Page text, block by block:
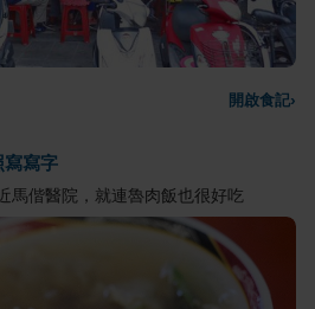
開啟食記›
寫字
馬偕醫院，就連魯肉飯也很好吃